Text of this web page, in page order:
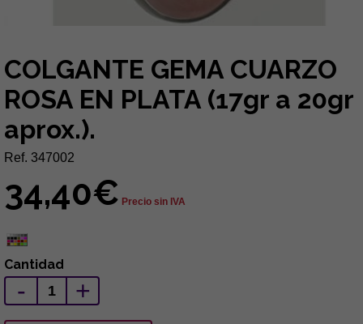
COLGANTE GEMA CUARZO
ROSA EN PLATA (17gr a 20gr
aprox.).
Ref. 347002
34,40€ Precio sin IVA
Cantidad
- +